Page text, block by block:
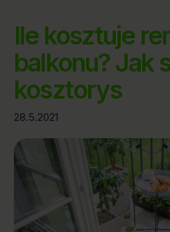
Ile kosztuje
balkonu? Jak
kosztorys
28.5.2021